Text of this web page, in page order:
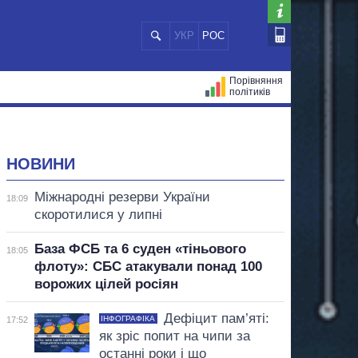
УКР РОС
Порівняння
політиків
НОВИНИ
18:09
Міжнародні резерви України
скоротилися у липні
18:05
База ФСБ та 6 суден «тіньового
флоту»: СБС атакували понад 100
ворожих цілей росіян
17:52 ІНФОГРАФІКА
Дефіцит пам’яті:
як зріс попит на чипи за
останні роки і що